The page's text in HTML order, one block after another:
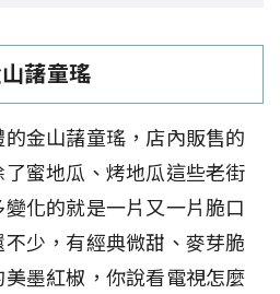
藷童瑤
金山藷童瑤，店內販售的
蜜地瓜、烤地瓜這些老街
化的就是一片又一片脆口
少，有經典微甜、麥芽脆
墨紅椒，你說看電視怎麼